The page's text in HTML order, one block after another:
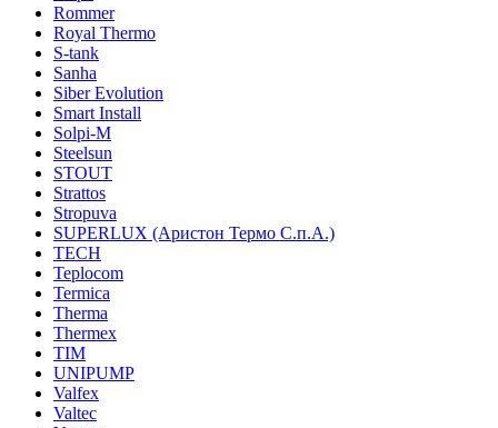
Rommer
Royal Thermo
S-tank
Sanha
Siber Evolution
Smart Install
Solpi-M
Steelsun
STOUT
Strattos
Stropuva
SUPERLUX (Аристон Термо С.п.А.)
TECH
Teplocom
Termica
Therma
Thermex
TIM
UNIPUMP
Valfex
Valtec